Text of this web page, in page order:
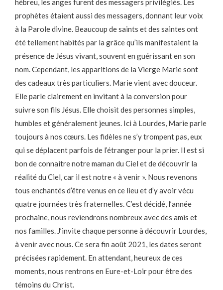
hébreu, les anges furent des messagers privilégiés. Les
prophètes étaient aussi des messagers, donnant leur voix
à la Parole divine. Beaucoup de saints et des saintes ont
été tellement habités par la grâce qu’ils manifestaient la
présence de Jésus vivant, souvent en guérissant en son
nom. Cependant, les apparitions de la Vierge Marie sont
des cadeaux très particuliers. Marie vient avec douceur.
Elle parle clairement en invitant à la conversion pour
suivre son fils Jésus. Elle choisit des personnes simples,
humbles et généralement jeunes. Ici à Lourdes, Marie parle
toujours à nos cœurs. Les fidèles ne s’y trompent pas, eux
qui se déplacent parfois de l’étranger pour la prier. Il est si
bon de connaitre notre maman du Ciel et de découvrir la
réalité du Ciel, car il est notre « à venir ». Nous revenons
tous enchantés d’être venus en ce lieu et d’y avoir vécu
quatre journées très fraternelles. C’est décidé, l’année
prochaine, nous reviendrons nombreux avec des amis et
nos familles. J’invite chaque personne à découvrir Lourdes,
à venir avec nous. Ce sera fin août 2021, les dates seront
précisées rapidement. En attendant, heureux de ces
moments, nous rentrons en Eure-et-Loir pour être des
témoins du Christ.